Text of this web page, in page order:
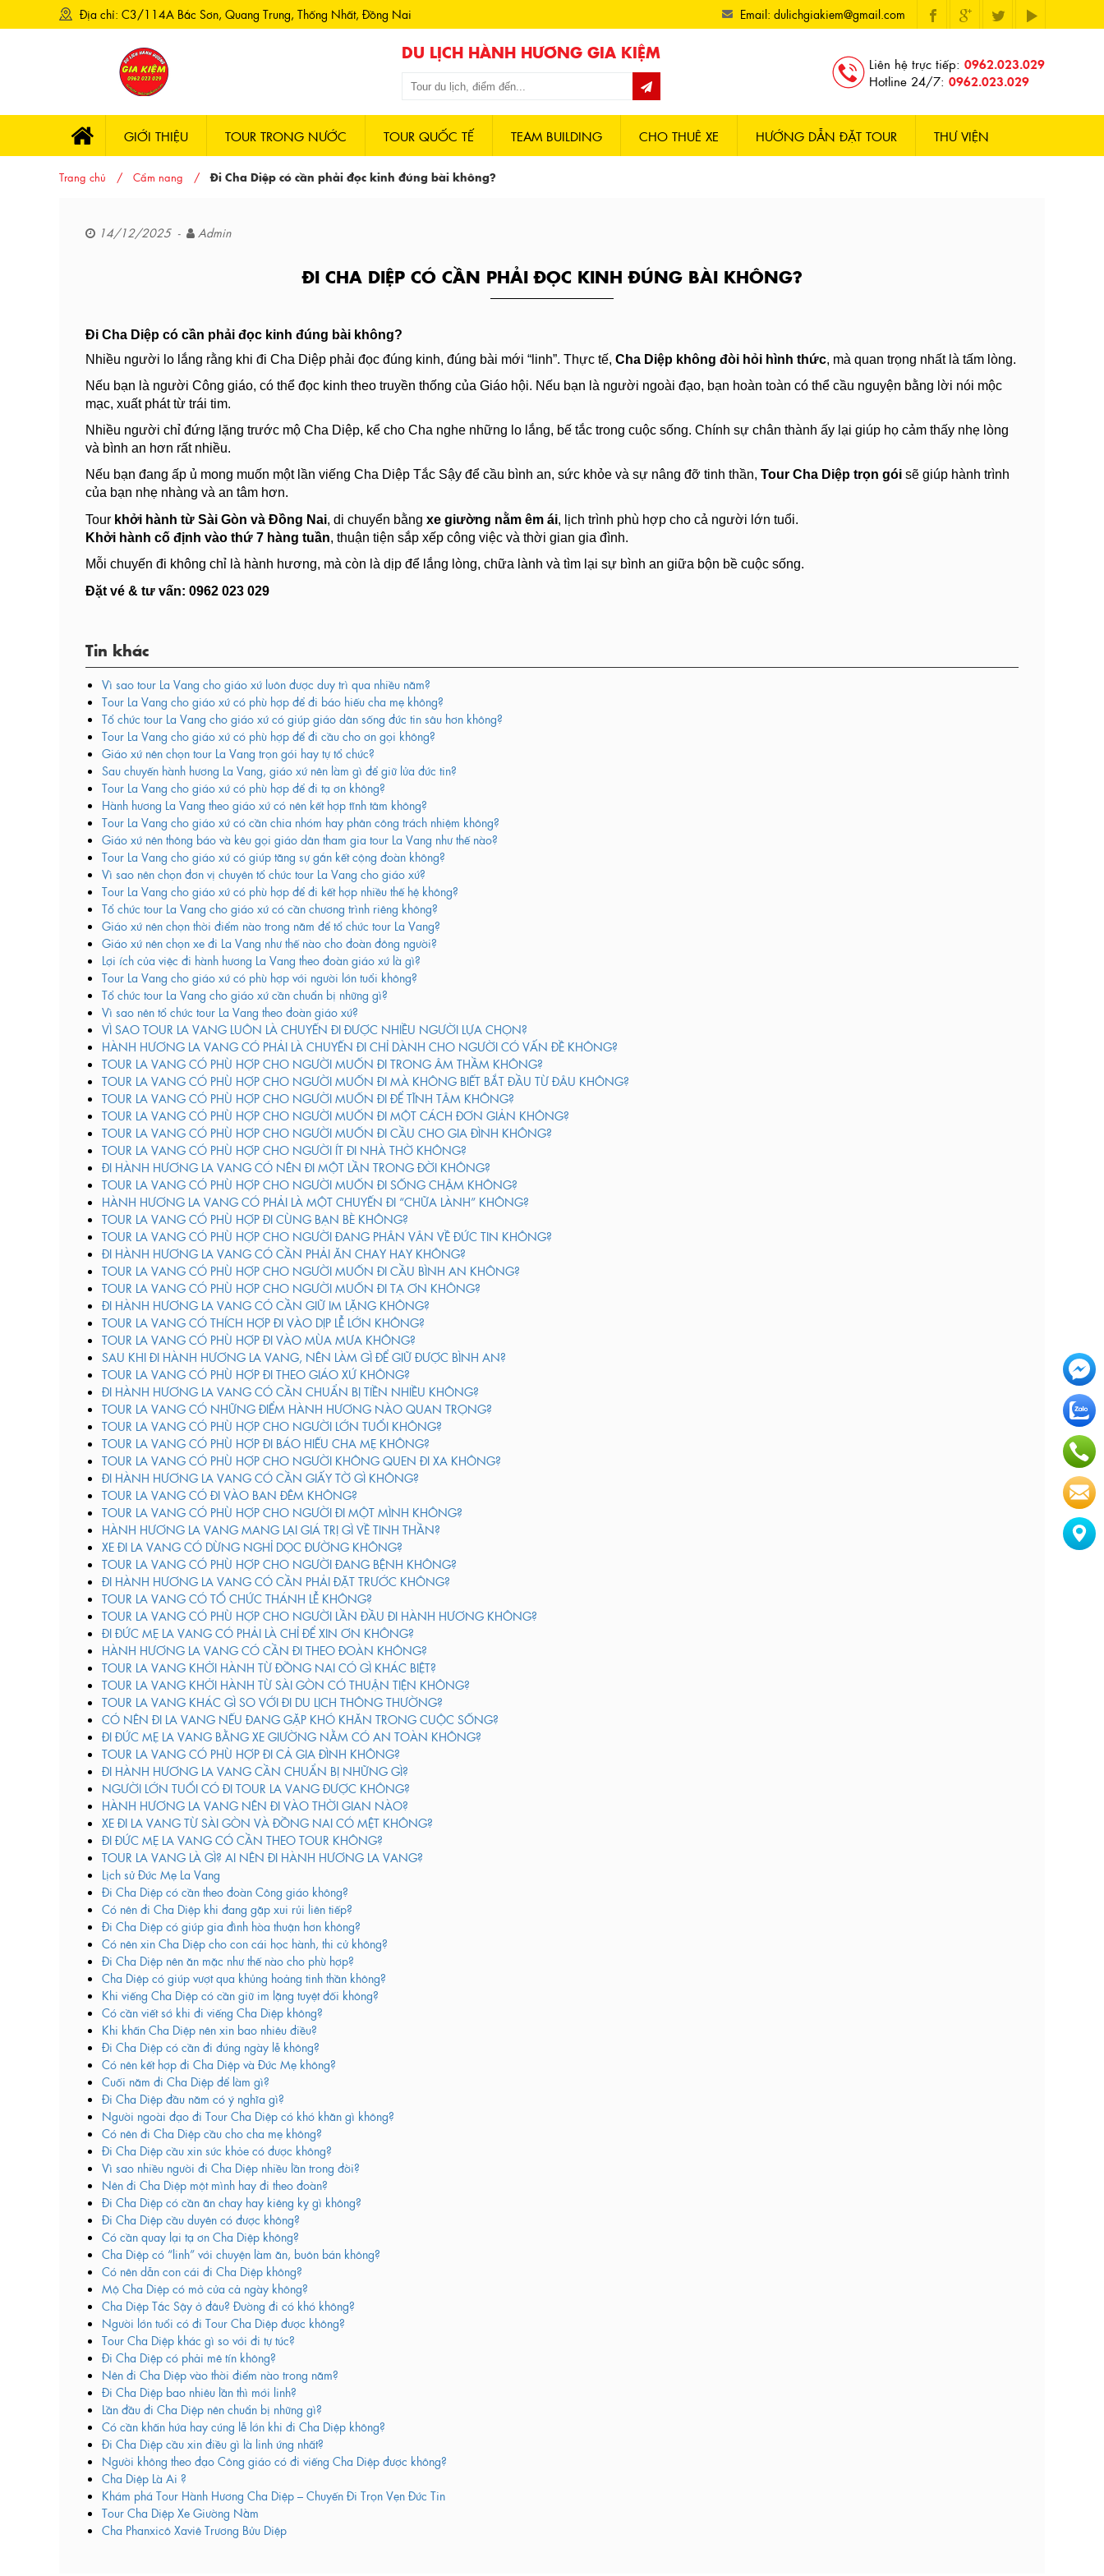
Địa chỉ: C3/114A Bắc Sơn, Quang Trung, Thống Nhất, Đồng Nai Email: dulichgiakiem@gmail.com
DU LỊCH HÀNH HƯƠNG GIA KIỆM
Liên hệ trực tiếp: 0962.023.029
Hotline 24/7: 0962.023.029
GIỚI THIỆU TOUR TRONG NƯỚC TOUR QUỐC TẾ TEAM BUILDING CHO THUÊ XE HƯỚNG DẪN ĐẶT TOUR THƯ VIỆN
Trang chủ Cẩm nang Đi Cha Diệp có cần phải đọc kinh đúng bài không?
14/12/2025 - Admin
ĐI CHA DIỆP CÓ CẦN PHẢI ĐỌC KINH ĐÚNG BÀI KHÔNG?
Đi Cha Diệp có cần phải đọc kinh đúng bài không?
Nhiều người lo lắng rằng khi đi Cha Diệp phải đọc đúng kinh, đúng bài mới “linh”. Thực tế, Cha Diệp không đòi hỏi hình thức, mà quan trọng nhất là tấm lòng.
Nếu bạn là người Công giáo, có thể đọc kinh theo truyền thống của Giáo hội. Nếu bạn là người ngoài đạo, bạn hoàn toàn có thể cầu nguyện bằng lời nói mộc
mạc, xuất phát từ trái tim.
Nhiều người chỉ đứng lặng trước mộ Cha Diệp, kể cho Cha nghe những lo lắng, bế tắc trong cuộc sống. Chính sự chân thành ấy lại giúp họ cảm thấy nhẹ lòng
và bình an hơn rất nhiều.
Nếu bạn đang ấp ủ mong muốn một lần viếng Cha Diệp Tắc Sậy để cầu bình an, sức khỏe và sự nâng đỡ tinh thần, Tour Cha Diệp trọn gói sẽ giúp hành trình
của bạn nhẹ nhàng và an tâm hơn.
Tour khởi hành từ Sài Gòn và Đồng Nai, di chuyển bằng xe giường nằm êm ái, lịch trình phù hợp cho cả người lớn tuổi.
Khởi hành cố định vào thứ 7 hàng tuần, thuận tiện sắp xếp công việc và thời gian gia đình.
Mỗi chuyến đi không chỉ là hành hương, mà còn là dịp để lắng lòng, chữa lành và tìm lại sự bình an giữa bộn bề cuộc sống.
Đặt vé & tư vấn: 0962 023 029
Tin khác
Vì sao tour La Vang cho giáo xứ luôn được duy trì qua nhiều năm?
Tour La Vang cho giáo xứ có phù hợp để đi báo hiếu cha mẹ không?
Tổ chức tour La Vang cho giáo xứ có giúp giáo dân sống đức tin sâu hơn không?
Tour La Vang cho giáo xứ có phù hợp để đi cầu cho ơn gọi không?
Giáo xứ nên chọn tour La Vang trọn gói hay tự tổ chức?
Sau chuyến hành hương La Vang, giáo xứ nên làm gì để giữ lửa đức tin?
Tour La Vang cho giáo xứ có phù hợp để đi tạ ơn không?
Hành hương La Vang theo giáo xứ có nên kết hợp tĩnh tâm không?
Tour La Vang cho giáo xứ có cần chia nhóm hay phân công trách nhiệm không?
Giáo xứ nên thông báo và kêu gọi giáo dân tham gia tour La Vang như thế nào?
Tour La Vang cho giáo xứ có giúp tăng sự gắn kết cộng đoàn không?
Vì sao nên chọn đơn vị chuyên tổ chức tour La Vang cho giáo xứ?
Tour La Vang cho giáo xứ có phù hợp để đi kết hợp nhiều thế hệ không?
Tổ chức tour La Vang cho giáo xứ có cần chương trình riêng không?
Giáo xứ nên chọn thời điểm nào trong năm để tổ chức tour La Vang?
Giáo xứ nên chọn xe đi La Vang như thế nào cho đoàn đông người?
Lợi ích của việc đi hành hương La Vang theo đoàn giáo xứ là gì?
Tour La Vang cho giáo xứ có phù hợp với người lớn tuổi không?
Tổ chức tour La Vang cho giáo xứ cần chuẩn bị những gì?
Vì sao nên tổ chức tour La Vang theo đoàn giáo xứ?
VÌ SAO TOUR LA VANG LUÔN LÀ CHUYẾN ĐI ĐƯỢC NHIỀU NGƯỜI LỰA CHỌN?
HÀNH HƯƠNG LA VANG CÓ PHẢI LÀ CHUYẾN ĐI CHỈ DÀNH CHO NGƯỜI CÓ VẤN ĐỀ KHÔNG?
TOUR LA VANG CÓ PHÙ HỢP CHO NGƯỜI MUỐN ĐI TRONG ÂM THẦM KHÔNG?
TOUR LA VANG CÓ PHÙ HỢP CHO NGƯỜI MUỐN ĐI MÀ KHÔNG BIẾT BẮT ĐẦU TỪ ĐÂU KHÔNG?
TOUR LA VANG CÓ PHÙ HỢP CHO NGƯỜI MUỐN ĐI ĐỂ TĨNH TÂM KHÔNG?
TOUR LA VANG CÓ PHÙ HỢP CHO NGƯỜI MUỐN ĐI MỘT CÁCH ĐƠN GIẢN KHÔNG?
TOUR LA VANG CÓ PHÙ HỢP CHO NGƯỜI MUỐN ĐI CẦU CHO GIA ĐÌNH KHÔNG?
TOUR LA VANG CÓ PHÙ HỢP CHO NGƯỜI ÍT ĐI NHÀ THỜ KHÔNG?
ĐI HÀNH HƯƠNG LA VANG CÓ NÊN ĐI MỘT LẦN TRONG ĐỜI KHÔNG?
TOUR LA VANG CÓ PHÙ HỢP CHO NGƯỜI MUỐN ĐI SỐNG CHẬM KHÔNG?
HÀNH HƯƠNG LA VANG CÓ PHẢI LÀ MỘT CHUYẾN ĐI “CHỮA LÀNH” KHÔNG?
TOUR LA VANG CÓ PHÙ HỢP ĐI CÙNG BẠN BÈ KHÔNG?
TOUR LA VANG CÓ PHÙ HỢP CHO NGƯỜI ĐANG PHÂN VÂN VỀ ĐỨC TIN KHÔNG?
ĐI HÀNH HƯƠNG LA VANG CÓ CẦN PHẢI ĂN CHAY HAY KHÔNG?
TOUR LA VANG CÓ PHÙ HỢP CHO NGƯỜI MUỐN ĐI CẦU BÌNH AN KHÔNG?
TOUR LA VANG CÓ PHÙ HỢP CHO NGƯỜI MUỐN ĐI TẠ ƠN KHÔNG?
ĐI HÀNH HƯƠNG LA VANG CÓ CẦN GIỮ IM LẶNG KHÔNG?
TOUR LA VANG CÓ THÍCH HỢP ĐI VÀO DỊP LỄ LỚN KHÔNG?
TOUR LA VANG CÓ PHÙ HỢP ĐI VÀO MÙA MƯA KHÔNG?
SAU KHI ĐI HÀNH HƯƠNG LA VANG, NÊN LÀM GÌ ĐỂ GIỮ ĐƯỢC BÌNH AN?
TOUR LA VANG CÓ PHÙ HỢP ĐI THEO GIÁO XỨ KHÔNG?
ĐI HÀNH HƯƠNG LA VANG CÓ CẦN CHUẨN BỊ TIỀN NHIỀU KHÔNG?
TOUR LA VANG CÓ NHỮNG ĐIỂM HÀNH HƯƠNG NÀO QUAN TRỌNG?
TOUR LA VANG CÓ PHÙ HỢP CHO NGƯỜI LỚN TUỔI KHÔNG?
TOUR LA VANG CÓ PHÙ HỢP ĐI BÁO HIẾU CHA MẸ KHÔNG?
TOUR LA VANG CÓ PHÙ HỢP CHO NGƯỜI KHÔNG QUEN ĐI XA KHÔNG?
ĐI HÀNH HƯƠNG LA VANG CÓ CẦN GIẤY TỜ GÌ KHÔNG?
TOUR LA VANG CÓ ĐI VÀO BAN ĐÊM KHÔNG?
TOUR LA VANG CÓ PHÙ HỢP CHO NGƯỜI ĐI MỘT MÌNH KHÔNG?
HÀNH HƯƠNG LA VANG MANG LẠI GIÁ TRỊ GÌ VỀ TINH THẦN?
XE ĐI LA VANG CÓ DỪNG NGHỈ DỌC ĐƯỜNG KHÔNG?
TOUR LA VANG CÓ PHÙ HỢP CHO NGƯỜI ĐANG BỆNH KHÔNG?
ĐI HÀNH HƯƠNG LA VANG CÓ CẦN PHẢI ĐẶT TRƯỚC KHÔNG?
TOUR LA VANG CÓ TỔ CHỨC THÁNH LỄ KHÔNG?
TOUR LA VANG CÓ PHÙ HỢP CHO NGƯỜI LẦN ĐẦU ĐI HÀNH HƯƠNG KHÔNG?
ĐI ĐỨC MẸ LA VANG CÓ PHẢI LÀ CHỈ ĐỂ XIN ƠN KHÔNG?
HÀNH HƯƠNG LA VANG CÓ CẦN ĐI THEO ĐOÀN KHÔNG?
TOUR LA VANG KHỞI HÀNH TỪ ĐỒNG NAI CÓ GÌ KHÁC BIỆT?
TOUR LA VANG KHỞI HÀNH TỪ SÀI GÒN CÓ THUẬN TIỆN KHÔNG?
TOUR LA VANG KHÁC GÌ SO VỚI ĐI DU LỊCH THÔNG THƯỜNG?
CÓ NÊN ĐI LA VANG NẾU ĐANG GẶP KHÓ KHĂN TRONG CUỘC SỐNG?
ĐI ĐỨC MẸ LA VANG BẰNG XE GIƯỜNG NẰM CÓ AN TOÀN KHÔNG?
TOUR LA VANG CÓ PHÙ HỢP ĐI CẢ GIA ĐÌNH KHÔNG?
ĐI HÀNH HƯƠNG LA VANG CẦN CHUẨN BỊ NHỮNG GÌ?
NGƯỜI LỚN TUỔI CÓ ĐI TOUR LA VANG ĐƯỢC KHÔNG?
HÀNH HƯƠNG LA VANG NÊN ĐI VÀO THỜI GIAN NÀO?
XE ĐI LA VANG TỪ SÀI GÒN VÀ ĐỒNG NAI CÓ MỆT KHÔNG?
ĐI ĐỨC MẸ LA VANG CÓ CẦN THEO TOUR KHÔNG?
TOUR LA VANG LÀ GÌ? AI NÊN ĐI HÀNH HƯƠNG LA VANG?
Lịch sử Đức Mẹ La Vang
Đi Cha Diệp có cần theo đoàn Công giáo không?
Có nên đi Cha Diệp khi đang gặp xui rủi liên tiếp?
Đi Cha Diệp có giúp gia đình hòa thuận hơn không?
Có nên xin Cha Diệp cho con cái học hành, thi cử không?
Đi Cha Diệp nên ăn mặc như thế nào cho phù hợp?
Cha Diệp có giúp vượt qua khủng hoảng tinh thần không?
Khi viếng Cha Diệp có cần giữ im lặng tuyệt đối không?
Có cần viết sớ khi đi viếng Cha Diệp không?
Khi khấn Cha Diệp nên xin bao nhiêu điều?
Đi Cha Diệp có cần đi đúng ngày lễ không?
Có nên kết hợp đi Cha Diệp và Đức Mẹ không?
Cuối năm đi Cha Diệp để làm gì?
Đi Cha Diệp đầu năm có ý nghĩa gì?
Người ngoài đạo đi Tour Cha Diệp có khó khăn gì không?
Có nên đi Cha Diệp cầu cho cha mẹ không?
Đi Cha Diệp cầu xin sức khỏe có được không?
Vì sao nhiều người đi Cha Diệp nhiều lần trong đời?
Nên đi Cha Diệp một mình hay đi theo đoàn?
Đi Cha Diệp có cần ăn chay hay kiêng kỵ gì không?
Đi Cha Diệp cầu duyên có được không?
Có cần quay lại tạ ơn Cha Diệp không?
Cha Diệp có “linh” với chuyện làm ăn, buôn bán không?
Có nên dẫn con cái đi Cha Diệp không?
Mộ Cha Diệp có mở cửa cả ngày không?
Cha Diệp Tắc Sậy ở đâu? Đường đi có khó không?
Người lớn tuổi có đi Tour Cha Diệp được không?
Tour Cha Diệp khác gì so với đi tự túc?
Đi Cha Diệp có phải mê tín không?
Nên đi Cha Diệp vào thời điểm nào trong năm?
Đi Cha Diệp bao nhiêu lần thì mới linh?
Lần đầu đi Cha Diệp nên chuẩn bị những gì?
Có cần khấn hứa hay cúng lễ lớn khi đi Cha Diệp không?
Đi Cha Diệp cầu xin điều gì là linh ứng nhất?
Người không theo đạo Công giáo có đi viếng Cha Diệp được không?
Cha Diệp Là Ai ?
Khám phá Tour Hành Hương Cha Diệp – Chuyến Đi Trọn Vẹn Đức Tin
Tour Cha Diệp Xe Giường Nằm
Cha Phanxicô Xaviê Trương Bửu Diệp